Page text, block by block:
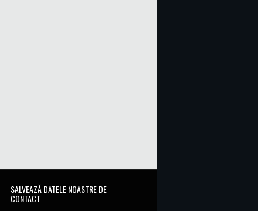
SALVEAZĂ DATELE NOASTRE DE
CONTACT